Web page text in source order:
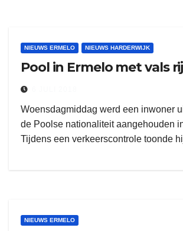
NIEUWS ERMELO NIEUWS HARDERWIJK
Pool in Ermelo met vals
Woensdagmiddag werd een inwoner
de Poolse nationaliteit aangehouden
Tijdens een verkeerscontrole toonde
NIEUWS ERMELO